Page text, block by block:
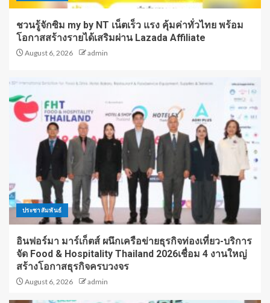
ชวนรู้จักซิม my by NT เน็ตเร็ว แรง คุ้มค่าทั่วไทย พร้อม
โอกาสสร้างรายได้เสริมผ่าน Lazada Affiliate
August 6, 2026 admin
ประชาสัมพันธ์
อินฟอร์มา มาร์เก็ตส์ ผนึกเครือข่ายธุรกิจท่องเที่ยว-บริการ
จัด Food & Hospitality Thailand 2026เชื่อม 4 งานใหญ่
สร้างโอกาสธุรกิจครบวงจร
August 6, 2026 admin